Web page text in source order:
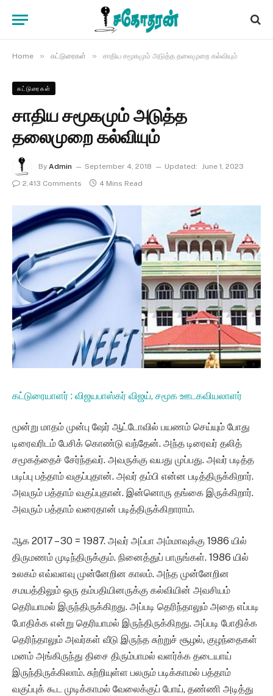
Home » கட்டுரைகள் » சாதிய சமூகமும் அடுத்த தலைமுறை கல்வியும்
கட்டுரைகள்
சாதிய சமூகமும் அடுத்த
தலைமுறை கல்வியும்
By Admin September 4, 2018 Updated: June 1, 2023
2,413 Comments
4 Mins Read
கட்டுரையாளர் : விஜயபாஸ்கர் விஜய், சமூக ஊடகவியலாளர்
மூன்று மாதம் முன்பு ஷேர் ஆட்டோவில் பயணம் செய்யும் போது
டிரைவரிடம் பேசிக் கொண்டு வந்தேன். அந்த டிரைவர் தலித்
சமூகத்தைச் சேர்ந்தவர். அவருக்கு வயது முப்பது. அவர் படித்த
படிப்பு பத்தாம் வகுப்புதான். அவர் தம்பி என்ன படித்திருக்கிறார்.
அவரும் பத்தாம் வகுப்புதான். இன்னொரு தங்கை இருக்கிறார்.
அவரும் பத்தாம் வரைதான் படித்திருக்கிறாராம்.
ஆக 2017 – 30 = 1987. அவர் அப்பா அம்மாவுக்கு 1986 யில்
திருமணம் முடிந்திருக்கும். நினைத்துப் பாருங்கள். 1986 யில்
உலகம் எவ்வளவு முன்னேறின காலம். அந்த முன்னேறின
சமயத்திலும் ஒரு தம்பதியினருக்கு கல்வியின் அவசியம்
தெரியாமல் இருந்திருக்கிறது. அப்படி தெரிந்தாலும் அதை எப்படி
போதிக்க என்று தெரியாமல் இருந்திருக்கிறது. அப்படி போதிக்க
தெரிந்தாலும் அவர்கள் வீடு இருந்த சுற்றுச் சூழல், குழந்தைகள்
மனம் அங்கிருந்து திசை திரும்பாமல் வளர்க்க தடையாய்
இருந்திருக்கிலாம். சுற்றியுள்ள பலரும் படிக்காமல் பத்தாம்
வகுப்புக் கூட முடிக்காமல் வேலைக்குப் போய், தண்ணி அடித்து